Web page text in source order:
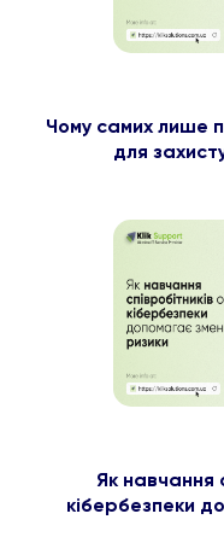
Чому самих лише
для
Як навчання
кібербезпеки